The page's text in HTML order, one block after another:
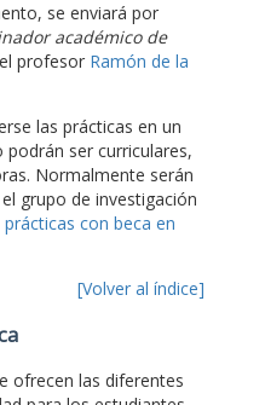
se enviará por
académico de
profesor Ramón de la
las prácticas en un
ser curriculares,
Normalmente serán
grupo de investigación
prácticas con beca en
[Volver al índice]
ofrecen las diferentes